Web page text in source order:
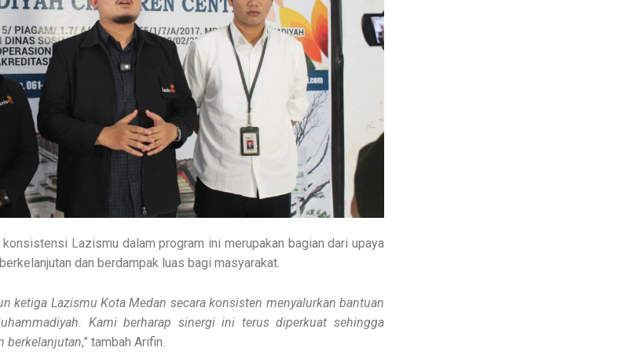
konsistensi Lazismu dalam program ini merupakan bagian dari upaya
dan berdampak luas bagi masyarakat.
ketiga Lazismu Kota Medan secara konsisten menyalurkan bantuan
Kami berharap sinergi ini terus diperkuat sehingga
berkelanjutan,” tambah Arifin.